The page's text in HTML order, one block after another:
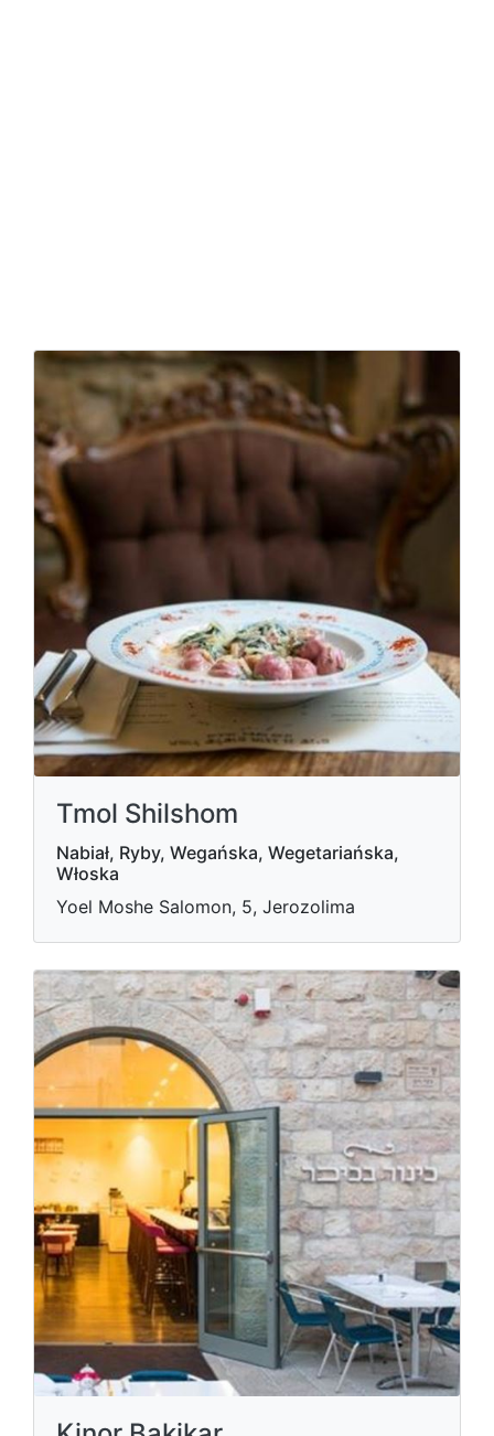
Tmol Shilshom
Nabiał, Ryby, Wegańska, Wegetariańska,
Włoska
Yoel Moshe Salomon, 5, Jerozolima